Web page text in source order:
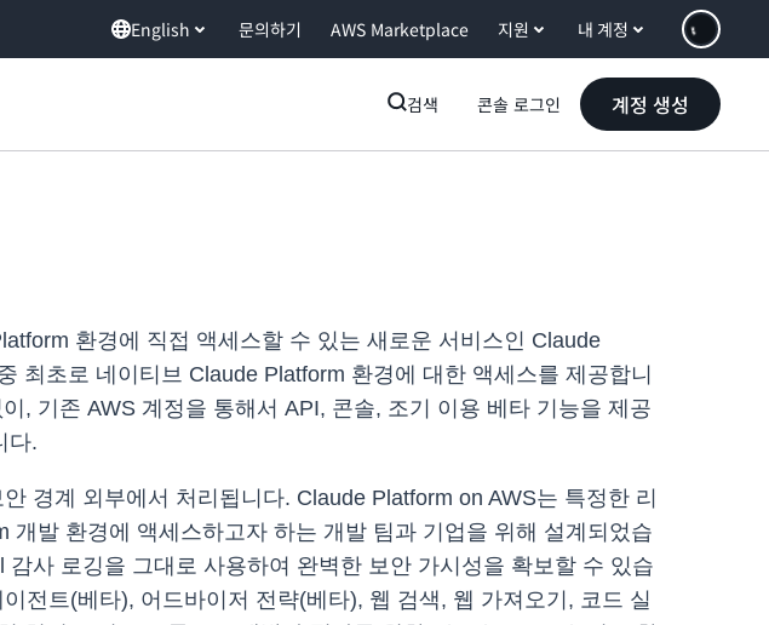
English 문의하기 AWS Marketplace 지원 내 계정
검색 콘솔 로그인 계정 생성
환경에 직접 액세스할 수 있는 새로운 서비스인 Claude
최초로 네이티브 Claude Platform 환경에 대한 액세스를 제공합니
, 기존 AWS 계정을 통해서 API, 콘솔, 조기 이용 베타 기능을 제공
다.
경계 외부에서 처리됩니다. Claude Platform on AWS는 특정한 리
발 환경에 액세스하고자 하는 개발 팀과 기업을 위해 설계되었습
사 로깅을 그대로 사용하여 완벽한 보안 가시성을 확보할 수 있습
전트(베타), 어드바이저 전략(베타), 웹 검색, 웹 가져오기, 코드 실